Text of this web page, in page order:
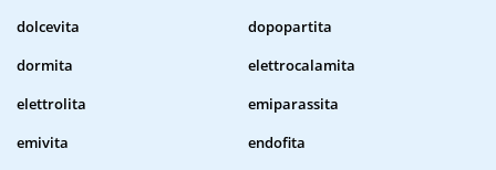
dolcevita
dopopartita
dormita
elettrocalamita
elettrolita
emiparassita
emivita
endofita